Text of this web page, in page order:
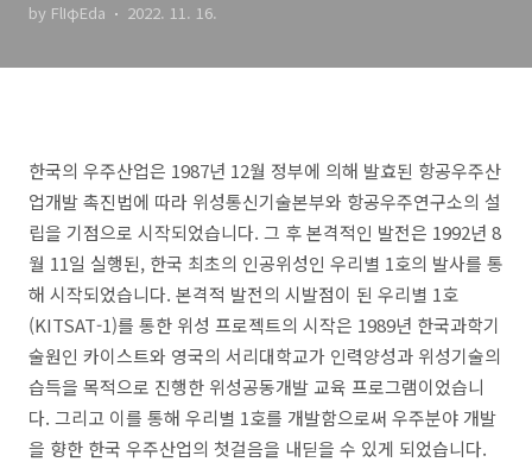
by FlIφEda 2022. 11. 16.
한국의 우주산업은 1987년 12월 정부에 의해 발효된 항공우주산
업개발 촉진법에 따라 위성통신기술본부와 항공우주연구소의 설
립을 기점으로 시작되었습니다. 그 후 본격적인 발전은 1992년 8
월 11일 실행된, 한국 최초의 인공위성인 우리별 1호의 발사를 통
해 시작되었습니다. 본격적 발전의 시발점이 된 우리별 1호
(KITSAT-1)를 통한 위성 프로젝트의 시작은 1989년 한국과학기
술원인 카이스트와 영국의 서리대학교가 인력양성과 위성기술의
습득을 목적으로 진행한 위성공동개발 교육 프로그램이었습니
다. 그리고 이를 통해 우리별 1호를 개발함으로써 우주분야 개발
을 향한 한국 우주산업의 첫걸음을 내딛을 수 있게 되었습니다.